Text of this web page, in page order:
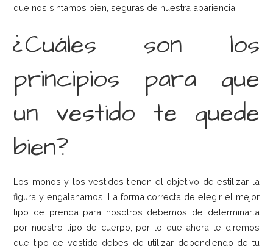
que nos sintamos bien, seguras de nuestra apariencia.
¿Cuáles son los
principios para que
un vestido te quede
bien?
Los monos y los vestidos tienen el objetivo de estilizar la
figura y engalanarnos. La forma correcta de elegir el mejor
tipo de prenda para nosotros debemos de determinarla
por nuestro tipo de cuerpo, por lo que ahora te diremos
que tipo de vestido debes de utilizar dependiendo de tu